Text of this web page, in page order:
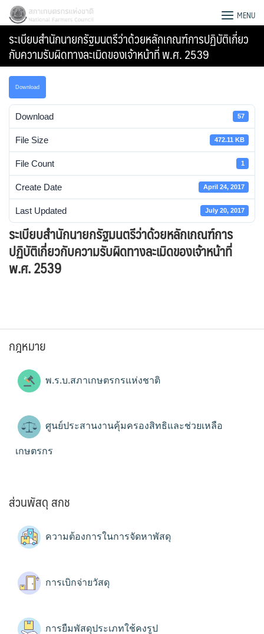
Skip
content
Search
for:
สภาเกษตรกรแห่งชาติ MENU
ระเบียบสำนักนายกรัฐมนตรีว่าด้วยหลักเกณฑ์การปฏิบัติเกี่ยว
กับความรับผิดทางละเมิดของเจ้าหน้าที่ พ.ศ. 2539
Download
Download 57
File Size 472.11 KB
File Count 1
Create Date April 24, 2017
Last Updated July 20, 2017
ระเบียบสำนักนายกรัฐมนตรีว่าด้วยหลักเกณฑ์การ
ปฏิบัติเกี่ยวกับความรับผิดทางละเมิดของเจ้าหน้าที่
พ.ศ. 2539
กฎหมาย
พ.ร.บ.สภาเกษตรกรแห่งชาติ
ศูนย์ประสานงานคุ้มครองสิทธิและช่วยเหลือ
เกษตรกร
ส่วนพัสดุ สกช
ความต้องการในการจัดหาพัสดุ
การเบิกจ่ายวัสดุ
การยืมพัสดุประเภทใช้คงรูป